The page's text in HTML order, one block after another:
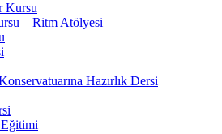
Kursu
– Ritm Atölyesi
Hazırlık Dersi